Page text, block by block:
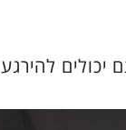
יכולים